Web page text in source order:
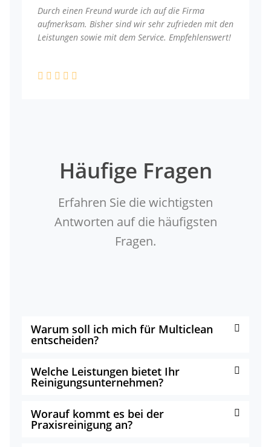
Durch einen Freund wurde ich auf die Firma
aufmerksam. Bisher sind wir sehr zufrieden mit den
Leistungen sowie mit dem Service. Empfehlenswert!
Häufige Fragen
Erfahren Sie die wichtigsten
Antworten auf die häufigsten
Fragen.
Warum soll ich mich für Multiclean
entscheiden?
Welche Leistungen bietet Ihr
Reinigungsunternehmen?
Worauf kommt es bei der
Praxisreinigung an?